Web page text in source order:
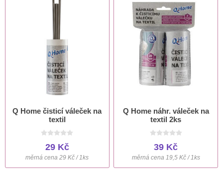
Q Home čisticí váleček na
textil
29 Kč
měrná cena 29 Kč / 1ks
Q Home náhr. váleček na
textil 2ks
39 Kč
měrná cena 19,5 Kč / 1ks